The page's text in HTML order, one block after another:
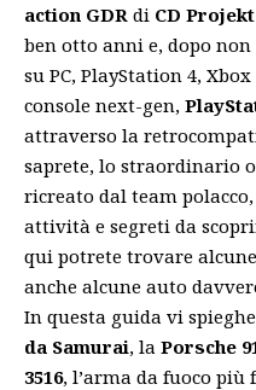
action GDR di CD Projekt
ben otto anni e, dopo
su PC, PlayStation 4,
console next-gen,
attraverso la
saprete, lo straordinario
ricreato dal team
attività e segreti da
qui potrete trovare
anche alcune auto
In questa guida vi
da Samurai, la Porsche
3516, l’arma da fuoco più